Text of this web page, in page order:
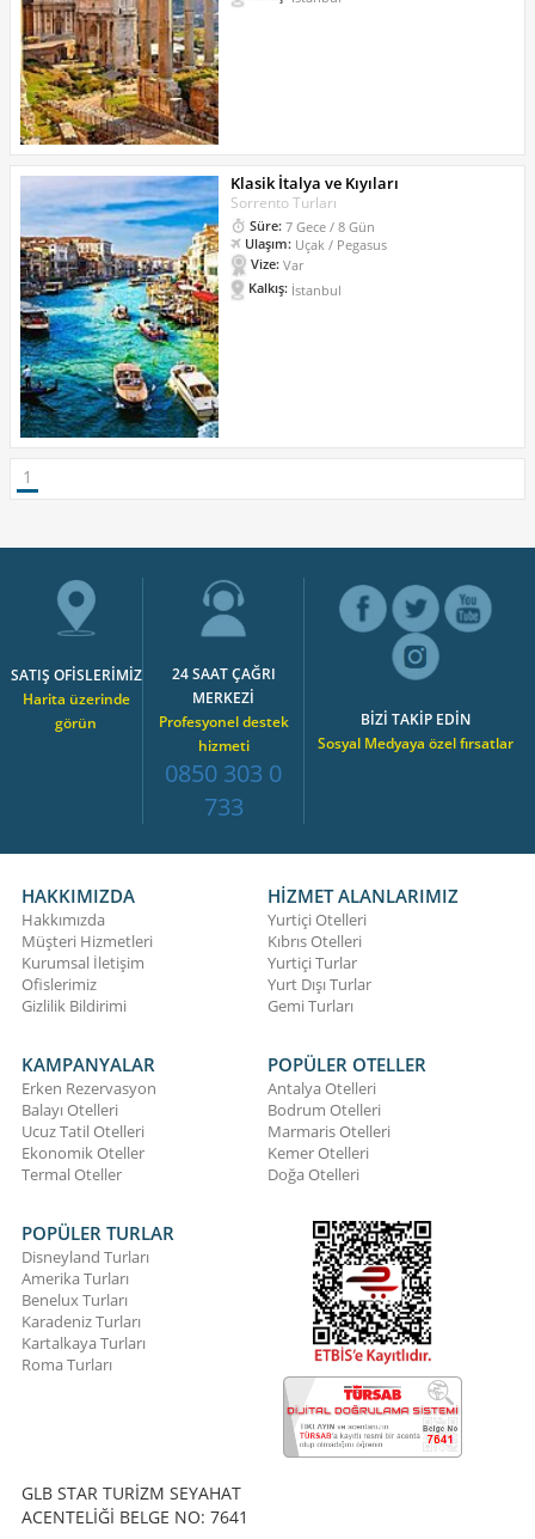
Klasik İtalya ve Kıyıları
Sorrento Turları
Süre: 7 Gece / 8 Gün
Ulaşım: Uçak / Pegasus
Vize: Var
Kalkış: İstanbul
1
SATIŞ OFİSLERİMİZ
Harita üzerinde
görün
24 SAAT ÇAĞRI
MERKEZİ
Profesyonel destek
hizmeti
0850 303 0
733
BİZİ TAKİP EDİN
Sosyal Medyaya özel fırsatlar
HAKKIMIZDA
Hakkımızda
Müşteri Hizmetleri
Kurumsal İletişim
Ofislerimiz
Gizlilik Bildirimi
HİZMET ALANLARIMIZ
Yurtiçi Otelleri
Kıbrıs Otelleri
Yurtiçi Turlar
Yurt Dışı Turlar
Gemi Turları
KAMPANYALAR
Erken Rezervasyon
Balayı Otelleri
Ucuz Tatil Otelleri
Ekonomik Oteller
Termal Oteller
POPÜLER OTELLER
Antalya Otelleri
Bodrum Otelleri
Marmaris Otelleri
Kemer Otelleri
Doğa Otelleri
POPÜLER TURLAR
Disneyland Turları
Amerika Turları
Benelux Turları
Karadeniz Turları
Kartalkaya Turları
Roma Turları
GLB STAR TURİZM SEYAHAT
ACENTELİĞİ BELGE NO: 7641